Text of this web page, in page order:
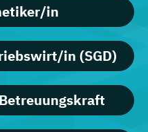
in
in (SGD)